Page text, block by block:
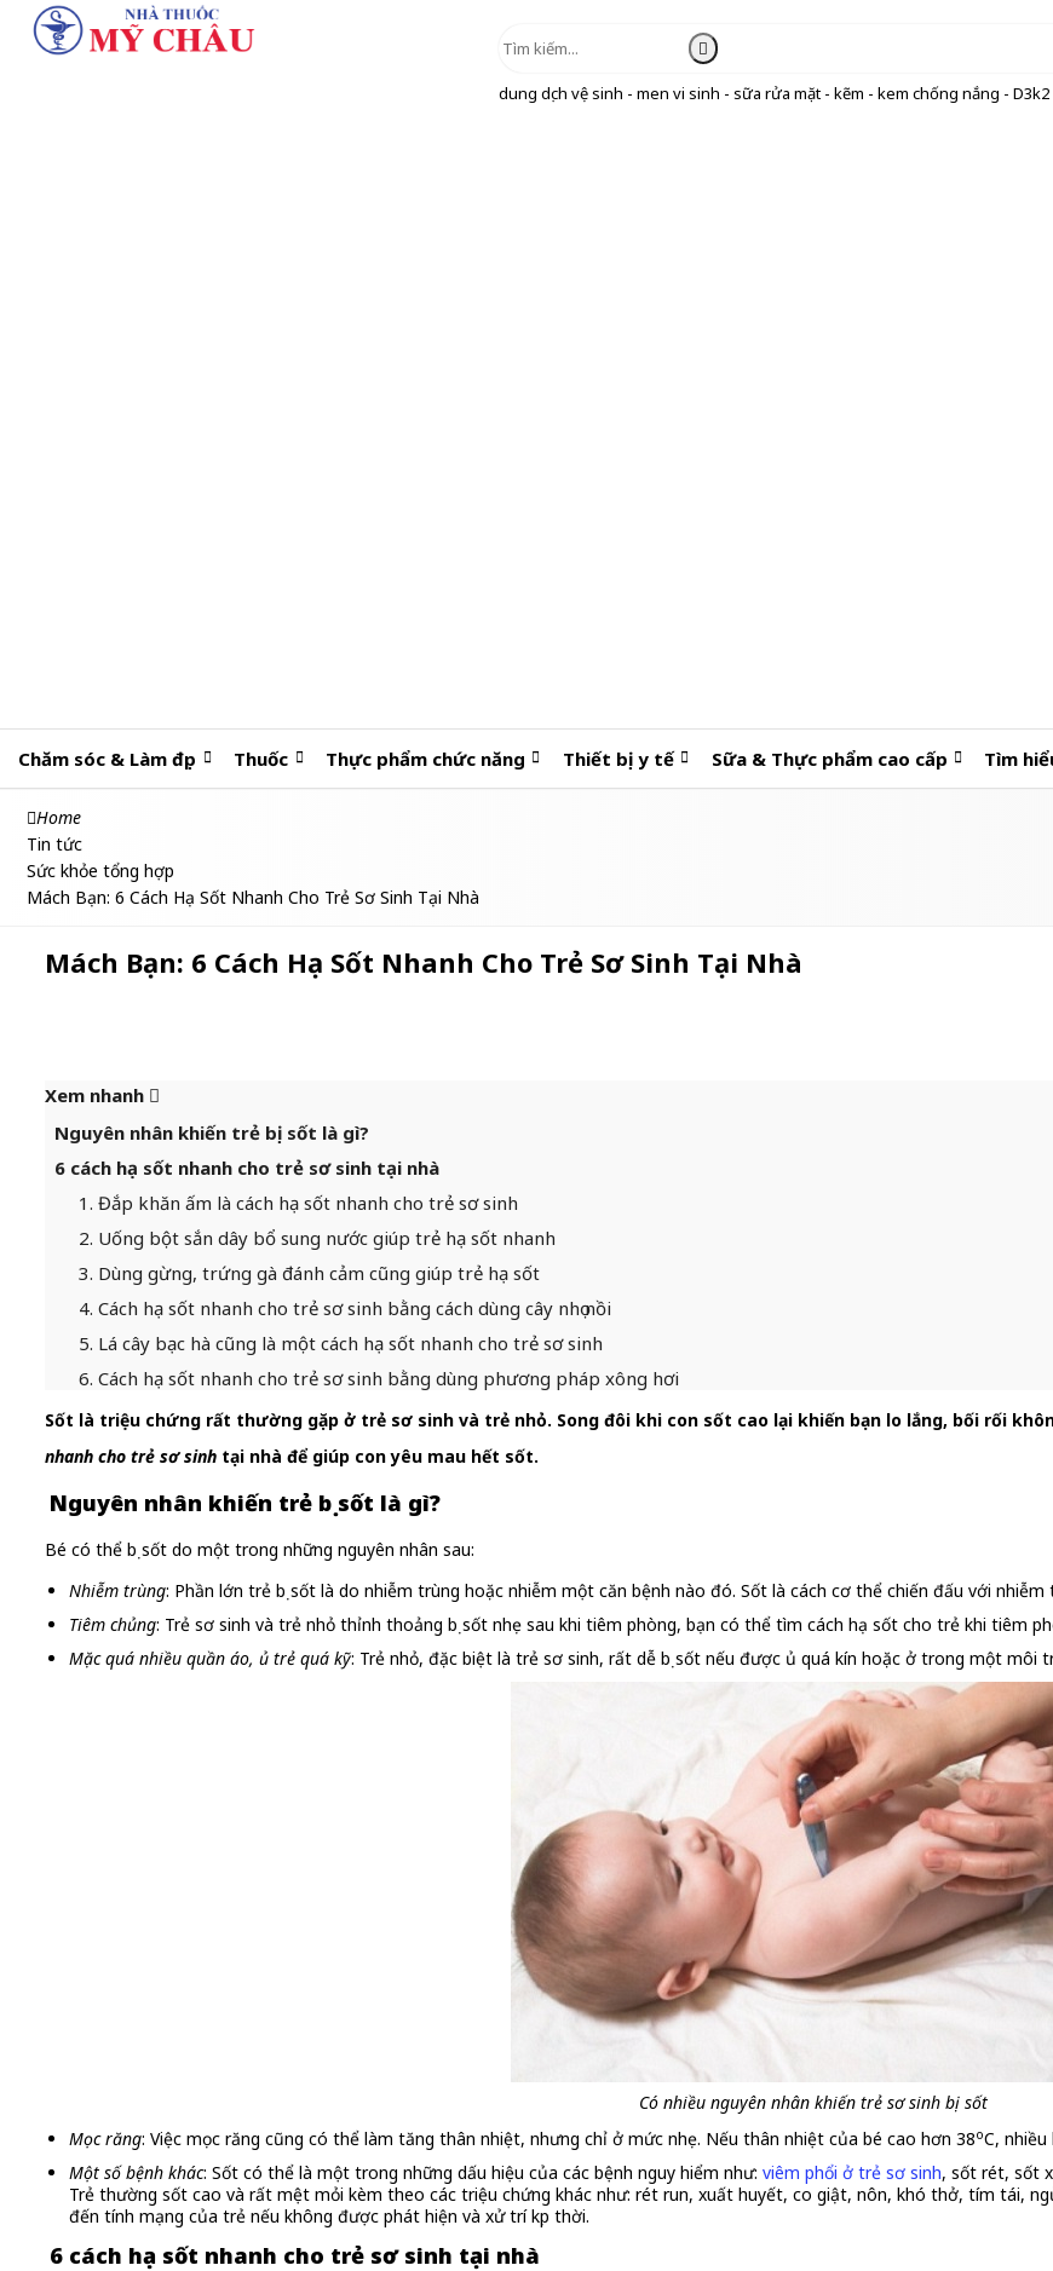
dung dịch vệ sinh - men vi sinh - sữa rửa mặt - kẽm - kem chống nắng - D3k2
Chăm sóc & Làm đẹp Thuốc Thực phẩm chức năng Thiết bị y tế Sữa & Thực phẩm cao cấp Tìm
Home
Tin tức
Sức khỏe tổng hợp
Mách Bạn: 6 Cách Hạ Sốt Nhanh Cho Trẻ Sơ Sinh Tại Nhà
Mách Bạn: 6 Cách Hạ Sốt Nhanh Cho Trẻ Sơ Sinh Tại Nhà
Xem nhanh
Nguyên nhân khiến trẻ bị sốt là gì?
6 cách hạ sốt nhanh cho trẻ sơ sinh tại nhà
1. Đắp khăn ấm là cách hạ sốt nhanh cho trẻ sơ sinh
2. Uống bột sắn dây bổ sung nước giúp trẻ hạ sốt nhanh
3. Dùng gừng, trứng gà đánh cảm cũng giúp trẻ hạ sốt
4. Cách hạ sốt nhanh cho trẻ sơ sinh bằng cách dùng cây nhọ nồi
5. Lá cây bạc hà cũng là một cách hạ sốt nhanh cho trẻ sơ sinh
6. Cách hạ sốt nhanh cho trẻ sơ sinh bằng dùng phương pháp xông hơi
Sốt là triệu chứng rất thường gặp ở trẻ sơ sinh và trẻ nhỏ. Song đôi khi con sốt cao lại khiến bạn lo lắng, bối rối
nhanh cho trẻ sơ sinh tại nhà để giúp con yêu mau hết sốt.
Nguyên nhân khiến trẻ bị sốt là gì?
Bé có thể bị sốt do một trong những nguyên nhân sau:
Nhiễm trùng: Phần lớn trẻ bị sốt là do nhiễm trùng hoặc nhiễm một căn bệnh nào đó. Sốt là cách cơ thể chiến đấu với
Tiêm chủng: Trẻ sơ sinh và trẻ nhỏ thỉnh thoảng bị sốt nhẹ sau khi tiêm phòng, bạn có thể tìm cách hạ sốt cho trẻ khi tiêm
Mặc quá nhiều quần áo, ủ trẻ quá kỹ: Trẻ nhỏ, đặc biệt là trẻ sơ sinh, rất dễ bị sốt nếu được ủ quá kín hoặc ở trong một
Có nhiều nguyên nhân khiến trẻ sơ sinh bị sốt
Mọc răng: Việc mọc răng cũng có thể làm tăng thân nhiệt, nhưng chỉ ở mức nhẹ. Nếu thân nhiệt của bé cao hơn 38oC,
Một số bệnh khác: Sốt có thể là một trong những dấu hiệu của các bệnh nguy hiểm như: viêm phổi ở trẻ sơ sinh, sốt rét, sốt
Trẻ thường sốt cao và rất mệt mỏi kèm theo các triệu chứng khác như: rét run, xuất huyết, co giật, nôn, khó thở, tím tái,
đến tính mạng của trẻ nếu không được phát hiện và xử trí kịp thời.
6 cách hạ sốt nhanh cho trẻ sơ sinh tại nhà